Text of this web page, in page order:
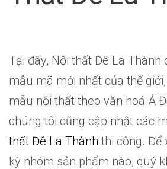
Tại đây, Nội thất Đê La Thành
mẫu mã mới nhất của thế
mẫu nội thất theo văn hoá Á
chúng tôi cũng cập nhật các
thất Đê La Thành thi công. Để
kỳ nhóm sản phẩm nào, quý